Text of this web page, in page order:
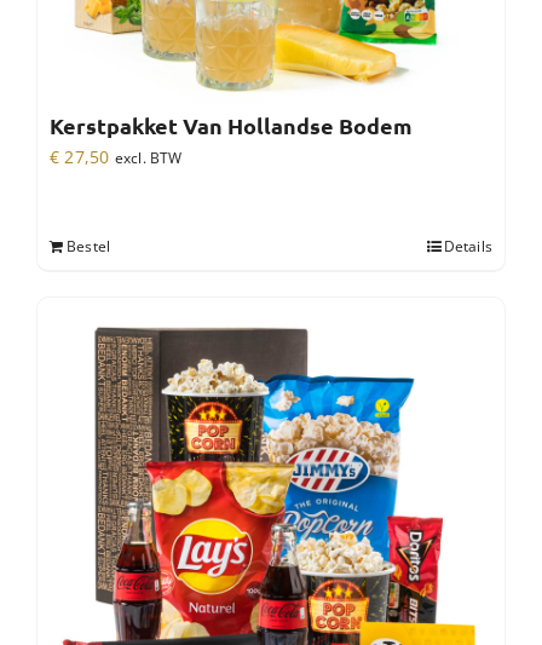
Kerstpakket Van Hollandse Bodem
€ 27,50 excl. BTW
Bestel Details